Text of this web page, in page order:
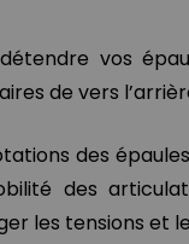
vos
de vers
des
des
les tensions et